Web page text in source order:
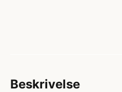
Beskrivelse